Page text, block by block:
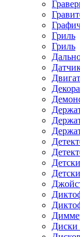
Гриль
Гриль
Диски